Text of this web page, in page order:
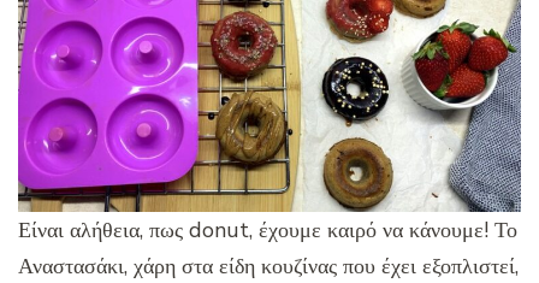
Είναι αλήθεια, πως donut, έχουμε καιρό να κάνουμε! Το
Αναστασάκι, χάρη στα είδη κουζίνας που έχει εξοπλιστεί,